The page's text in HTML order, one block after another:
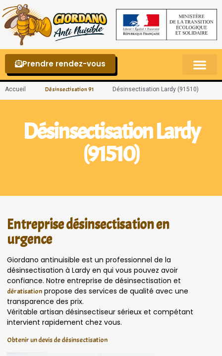
Prendre rendez-vous
Accueil Désinsectisation 91 Désinsectisation Lardy (91510)
Désinsectisation Lardy
(91510)
Entreprise désinsectisation en
urgence
Giordano antinuisible est un professionnel de la
désinsectisation à Lardy en qui vous pouvez avoir
confiance. Notre entreprise de désinsectisation et
dératisation propose des services de qualité avec une
transparence des prix.
Véritable artisan désinsectiseur sérieux et compétant
intervient rapidement chez vous.
Obtenir un devis de désinsectisation